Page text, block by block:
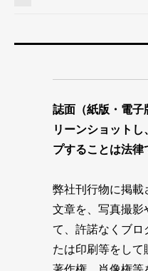
誌面（紙版・電子
リーンショット
プすることは法律
弊社刊行物に掲載
文章を、写真撮影
て、許諾なくブロ
たは印刷等をして